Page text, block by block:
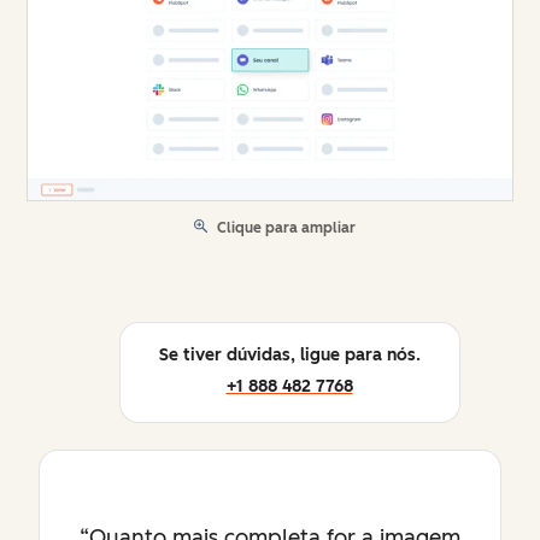
Clique para ampliar
Se tiver dúvidas, ligue para nós.
+1 888 482 7768